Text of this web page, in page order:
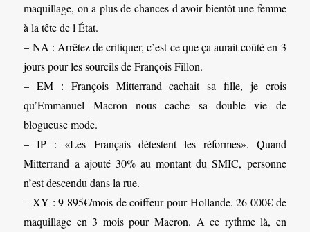
maquillage, on a plus de chances d avoir bientôt une femme
à la tête de l État.
– NA : Arrêtez de critiquer, c’est ce que ça aurait coûté en 3
jours pour les sourcils de François Fillon.
– EM : François Mitterrand cachait sa fille, je crois
qu’Emmanuel Macron nous cache sa double vie de
blogueuse mode.
– IP : «Les Français détestent les réformes». Quand
Mitterrand a ajouté 30% au montant du SMIC, personne
n’est descendu dans la rue.
– XY : 9 895€/mois de coiffeur pour Hollande. 26 000€ de
maquillage en 3 mois pour Macron. A ce rythme là, en